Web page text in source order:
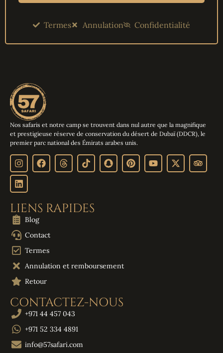
Termes Annulation Confidentialité
Nos safaris et notre camp se trouvent dans nul autre que la magnifique
et prestigieuse réserve de conservation du désert de Dubaï (DDCR), le
premier parc national des Émirats arabes unis.
LIENS RAPIDES
Blog
Contact
Termes
Annulation et remboursement
Retour
CONTACTEZ-NOUS
+971 44 457 043
+971 52 334 4891
info@57safari.com